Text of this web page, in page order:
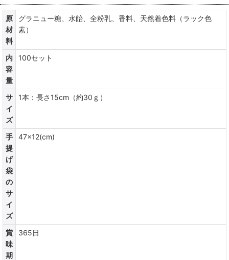
原
材
料
グラニュー糖、水飴、全粉乳、香料、天然着色料（ラック色
素）
内
容
量
100セット
サ
イ
ズ
1本：長さ15cm（約30ｇ）
手
提
げ
袋
の
サ
イ
ズ
47×12(cm)
賞
味
期
365日